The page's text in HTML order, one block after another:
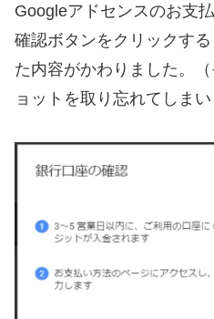
Googleアドセンスのお支
確認ボタンをクリックす
た内容がかわりました。
ョットを取り忘れてしまい